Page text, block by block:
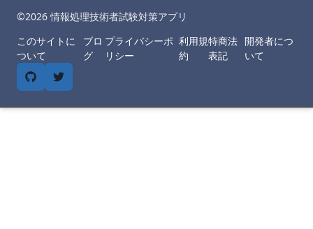
©︎2026情報処理技術者試験対策アプリ
このサイトに
ついて
ブロ
グ
プライバシーポ
リシー
利用規
約
特商法
表記
開発者につ
いて